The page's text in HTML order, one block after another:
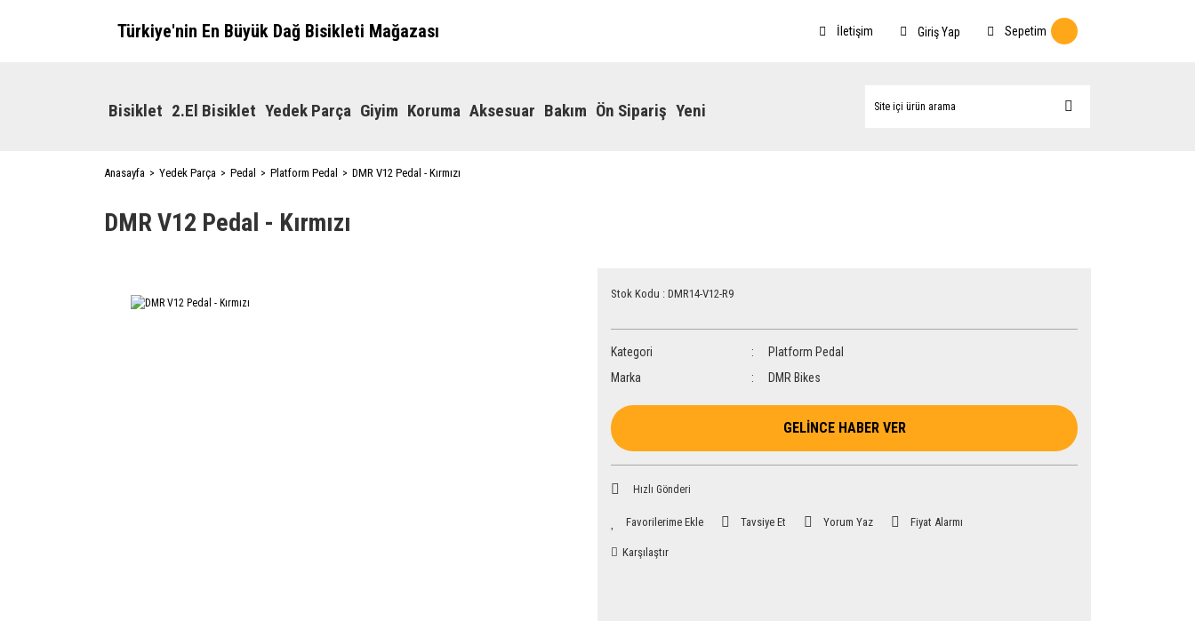
Türkiye'nin En Büyük Dağ Bisikleti Mağazası İletişim Giriş Yap Sepetim
Bisiklet 2.El Bisiklet Yedek Parça Giyim Koruma Aksesuar Bakım Ön Sipariş Yeni
Anasayfa Yedek Parça Pedal Platform Pedal DMR V12 Pedal - Kırmızı
DMR V12 Pedal - Kırmızı
Stok Kodu : DMR14-V12-R9
Kategori
Platform Pedal
Marka
DMR Bikes
GELİNCE HABER VER
Hızlı Gönderi
Tavsiye Et Yorum Yaz Fiyat Alarmı
Karşılaştır